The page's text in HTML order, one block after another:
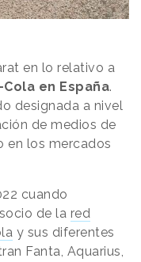
en lo relativo a
en España.
designada a nivel
de medios de
en los mercados
cuando
de la red
y sus diferentes
Fanta, Aquarius,